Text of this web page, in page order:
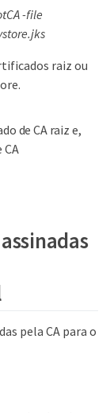
-file
raiz ou
de CA raiz e,
CA
pela CA para o